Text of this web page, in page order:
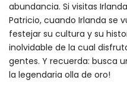
abundancia. Si visitas
Patricio, cuando Irlanda se
festejar su cultura y su
inolvidable de la cual
gentes. Y recuerda: busca
la legendaria olla de oro!